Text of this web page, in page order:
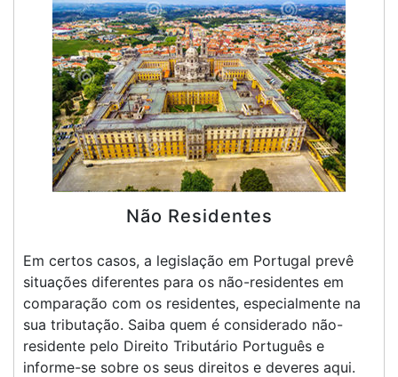
Não Residentes
Em certos casos, a legislação em Portugal prevê
situações diferentes para os não-residentes em
comparação com os residentes, especialmente na
sua tributação. Saiba quem é considerado não-
residente pelo Direito Tributário Português e
informe-se sobre os seus direitos e deveres aqui.